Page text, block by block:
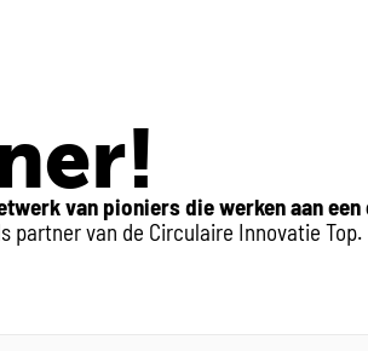
van pioniers die werken aan
partner van de Circulaire Innovatie Top.